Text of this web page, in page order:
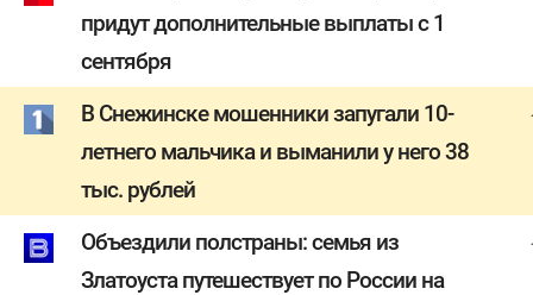
придут дополнительные выплаты с 1
сентября
В Снежинске мошенники запугали 10-
летнего мальчика и выманили у него 38
тыс. рублей
Объездили полстраны: семья из
Златоуста путешествует по России на